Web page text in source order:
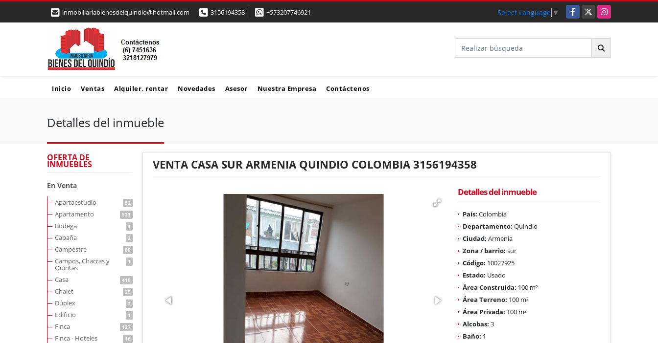
inmobiliariabienesdelquindio@hotmail.com 3156194358 +573207746921 Select Language ▼ Facebook
X Instagram
Inicio Ventas Alquiler, rentar Novedades Asesor Nuestra Empresa Contáctenos
Detalles del inmueble
OFERTA DE
INMUEBLES
En Venta
Apartaestudio 52
Apartamento 523
Bodega 3
Cabaña 2
Campestre 89
Campos, Chacras y
Quintas
1
Casa 419
Chalet 25
Dúplex 3
Edificio 1
Finca 127
Finca - Hoteles 16
VENTA CASA SUR ARMENIA QUINDIO COLOMBIA 3156194358
Detalles del inmueble
País: Colombia
Departamento: Quindío
Ciudad: Armenia
Zona / barrio: sur
Código: 10027925
Estado: Usado
Área Construida: 100 m²
Área Terreno: 100 m²
Área Privada: 100 m²
Alcobas: 3
Baño: 1